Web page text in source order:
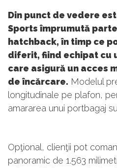
Din punct de vedere
Sports împrumută
hatchback, în timp ce
diferit, fiind echipat cu
care asigură un acces
de încărcare. Modelul
longitudinale pe plafon,
amararea unui portbagaj
Opţional, clienţii pot
panoramic de 1.563